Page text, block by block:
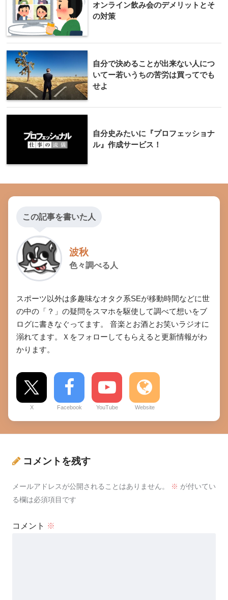
オンライン飲み会のデメリットとそ
の対策
自分で決めることが出来ない人につ
いてー若いうちの苦労は買ってでも
せよ
自分史みたいに『プロフェッショナ
ル』作成サービス！
この記事を書いた人
波秋
色々調べる人
スポーツ以外は多趣味なオタク系SEが移動時間などに世
の中の「？」の疑問をスマホを駆使して調べて想いをブ
ログに書きなぐってます。 音楽とお酒とお笑いラジオに
溺れてます。Ｘをフォローしてもらえると更新情報がわ
かります。
X Facebook YouTube Website
コメントを残す
メールアドレスが公開されることはありません。 ※ が付いてい
る欄は必須項目です
コメント ※